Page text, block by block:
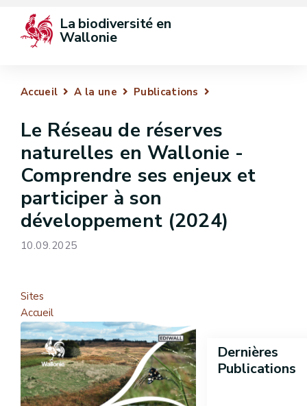
La biodiversité en
Wallonie
Accueil A la une Publications
Le Réseau de réserves
naturelles en Wallonie -
Comprendre ses enjeux et
participer à son
développement (2024)
10.09.2025
Sites
Accueil
Dernières
Publications